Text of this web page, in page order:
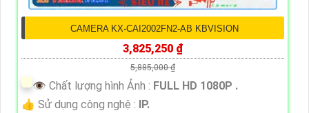
CAMERA KX-CAI2002FN2-AB KBVISION
3,825,250 ₫
5,885,000 ₫
👁 Chất lượng hình Ảnh : FULL HD 1080P .
👍 Sử dụng công nghệ :
IP.